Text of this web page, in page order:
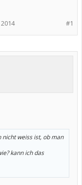
#1
weiss ist, ob man
kann ich das